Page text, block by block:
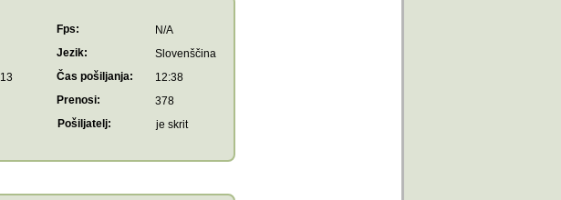
Fps:
N/A
Jezik:
Slovenščina
Čas pošiljanja:
12:38
Prenosi:
378
Pošiljatelj:
je skrit